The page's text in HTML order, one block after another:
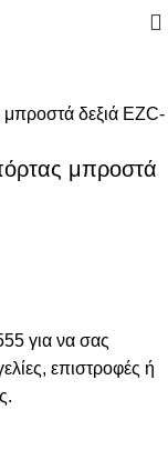
μπροστά
για να σας
επιστροφές ή